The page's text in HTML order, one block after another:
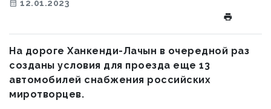
12.01.2023
На дороге Ханкенди-Лачын в очередной раз
созданы условия для проезда еще 13
автомобилей снабжения российских
миротворцев.